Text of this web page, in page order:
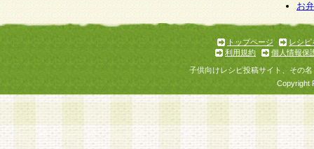
お
トップページ
レシピ
利用規約
個人情報保
子供向けレシピ投稿サイト、その
Copyright